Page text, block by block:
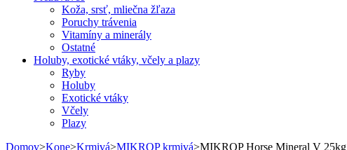
Koža, srsť, mliečna žľaza
Poruchy trávenia
Vitamíny a minerály
Ostatné
Holuby, exotické vtáky, včely a plazy
Ryby
Holuby
Exotické vtáky
Včely
Plazy
Domov>Kone>Krmivá>MIKROP krmivá>MIKROP Horse Mineral V 25kg